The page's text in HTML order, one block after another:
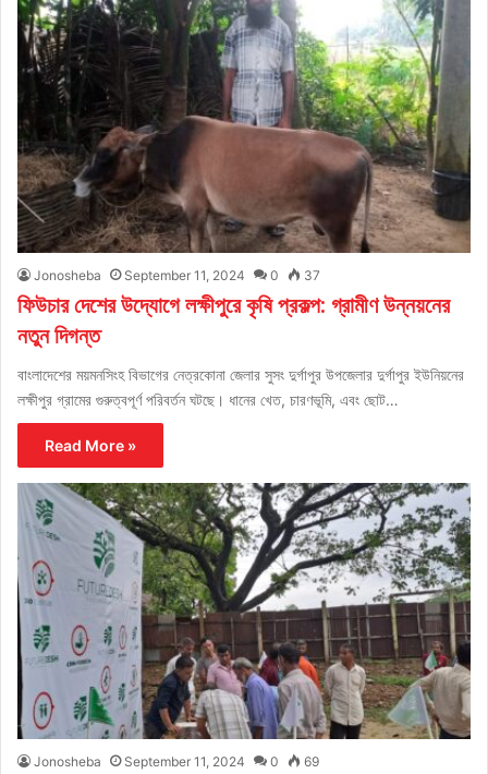
Jonosheba September 11, 2024 0 37
ফিউচার দেশের উদ্যোগে লক্ষীপুরে কৃষি প্রকল্প: গ্রামীণ উন্নয়নের
নতুন দিগন্ত
বাংলাদেশের ময়মনসিংহ বিভাগের নেত্রকোনা জেলার সুসং দুর্গাপুর উপজেলার দুর্গাপুর ইউনিয়নের
লক্ষীপুর গ্রামের গুরুত্বপূর্ণ পরিবর্তন ঘটছে। ধানের খেত, চারণভূমি, এবং ছোট…
Read More »
Jonosheba September 11, 2024 0 69